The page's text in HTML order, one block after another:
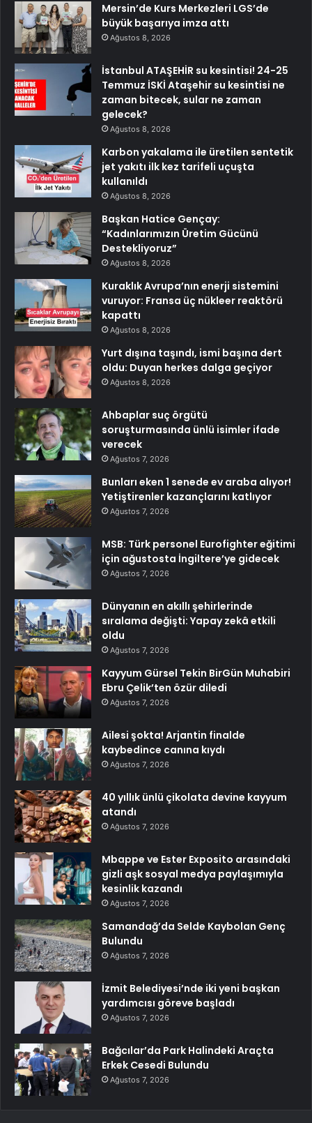
Mersin’de Kurs Merkezleri LGS’de
büyük başarıya imza attı
Ağustos 8, 2026
İstanbul ATAŞEHİR su kesintisi! 24-25
Temmuz İSKİ Ataşehir su kesintisi ne
zaman bitecek, sular ne zaman
gelecek?
Ağustos 8, 2026
Karbon yakalama ile üretilen sentetik
jet yakıtı ilk kez tarifeli uçuşta
kullanıldı
Ağustos 8, 2026
Başkan Hatice Gençay:
“Kadınlarımızın Üretim Gücünü
Destekliyoruz”
Ağustos 8, 2026
Kuraklık Avrupa’nın enerji sistemini
vuruyor: Fransa üç nükleer reaktörü
kapattı
Ağustos 8, 2026
Yurt dışına taşındı, ismi başına dert
oldu: Duyan herkes dalga geçiyor
Ağustos 8, 2026
Ahbaplar suç örgütü
soruşturmasında ünlü isimler ifade
verecek
Ağustos 7, 2026
Bunları eken 1 senede ev araba alıyor!
Yetiştirenler kazançlarını katlıyor
Ağustos 7, 2026
MSB: Türk personel Eurofighter eğitimi
için ağustosta İngiltere’ye gidecek
Ağustos 7, 2026
Dünyanın en akıllı şehirlerinde
sıralama değişti: Yapay zekâ etkili
oldu
Ağustos 7, 2026
Kayyum Gürsel Tekin BirGün Muhabiri
Ebru Çelik’ten özür diledi
Ağustos 7, 2026
Ailesi şokta! Arjantin finalde
kaybedince canına kıydı
Ağustos 7, 2026
40 yıllık ünlü çikolata devine kayyum
atandı
Ağustos 7, 2026
Mbappe ve Ester Exposito arasındaki
gizli aşk sosyal medya paylaşımıyla
kesinlik kazandı
Ağustos 7, 2026
Samandağ’da Selde Kaybolan Genç
Bulundu
Ağustos 7, 2026
İzmit Belediyesi’nde iki yeni başkan
yardımcısı göreve başladı
Ağustos 7, 2026
Bağcılar’da Park Halindeki Araçta
Erkek Cesedi Bulundu
Ağustos 7, 2026